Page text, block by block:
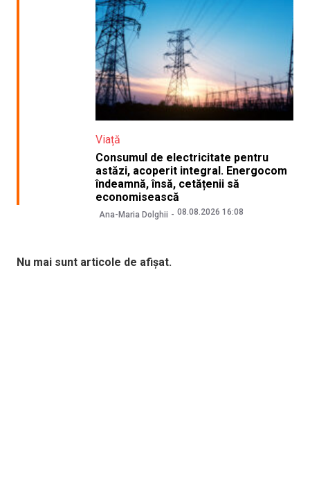
Viață
Consumul de electricitate pentru
astăzi, acoperit integral. Energocom
îndeamnă, însă, cetățenii să
economisească
Ana-Maria Dolghii 08.08.2026 16:08
Nu mai sunt articole de afișat.